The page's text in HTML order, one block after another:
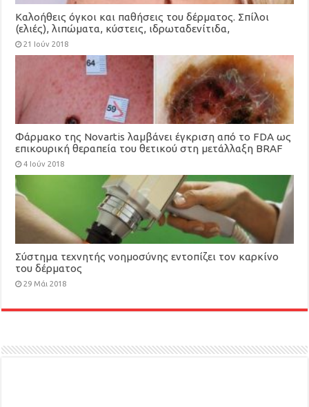
Καλοήθεις όγκοι και παθήσεις του δέρματος. Σπίλοι
(ελιές), λιπώματα, κύστεις, ιδρωταδενίτιδα,
ξανθελάσματα
21 Ιούν 2018
Φάρμακο της Novartis λαμβάνει έγκριση από το FDA ως
επικουρική θεραπεία του θετικού στη μετάλλαξη BRAF
V600 μελανώματος
4 Ιούν 2018
Σύστημα τεχνητής νοημοσύνης εντοπίζει τον καρκίνο
του δέρματος
29 Μάι 2018